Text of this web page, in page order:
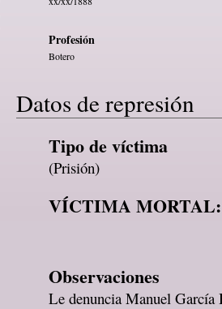
Profesión
Botero
Datos de represión
Tipo de víctima
(Prisión)
VÍCTIMA MORTAL:
Observaciones
Le denuncia Manuel García